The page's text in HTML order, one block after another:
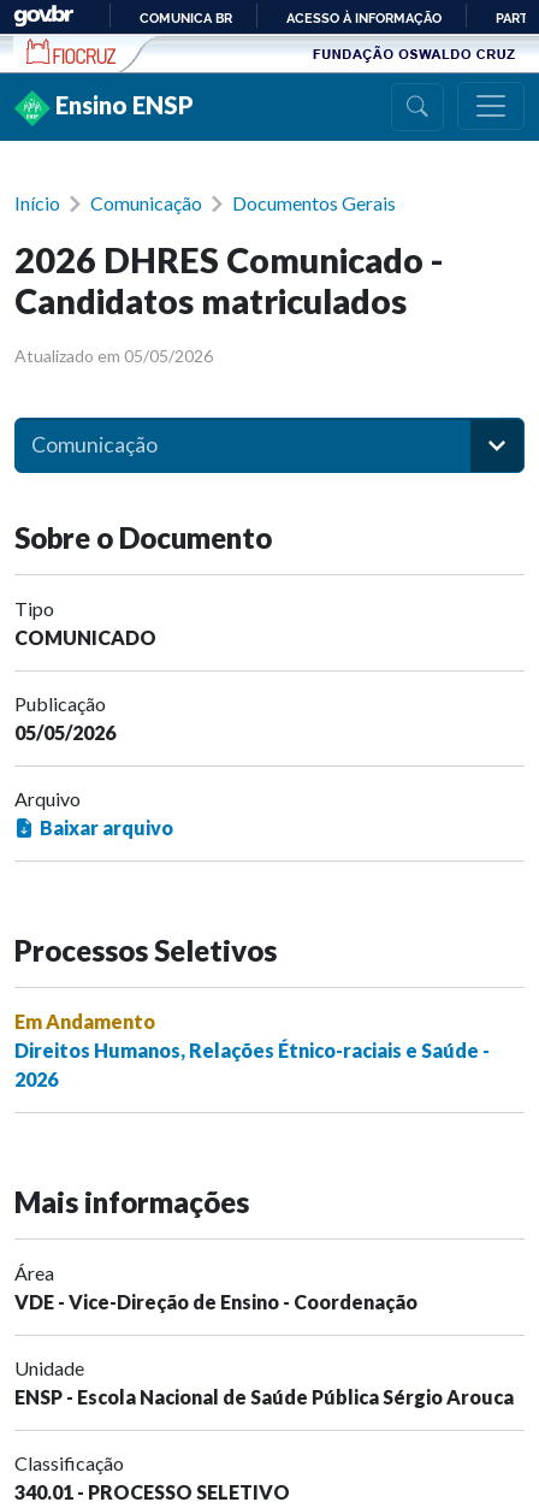
Ir para conteúdo
PARA
COMUNICA BR ACESSO À INFORMAÇÃO
Ensino ENSP
Início Comunicação Documentos Gerais
2026 DHRES Comunicado -
Candidatos matriculados
Atualizado em 05/05/2026
Comunicação
Sobre o Documento
Tipo
COMUNICADO
Publicação
05/05/2026
Arquivo
Baixar arquivo
Processos Seletivos
Em Andamento
Direitos Humanos, Relações Étnico-raciais e Saúde -
2026
Mais informações
Área
VDE - Vice-Direção de Ensino - Coordenação
Unidade
ENSP - Escola Nacional de Saúde Pública Sérgio Arouca
Classificação
340.01 - PROCESSO SELETIVO